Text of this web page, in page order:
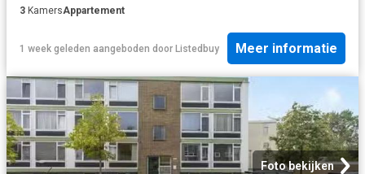
3 KamersAppartement
1 week geleden aangeboden door Listedbuy Meer informatie
Foto bekijken